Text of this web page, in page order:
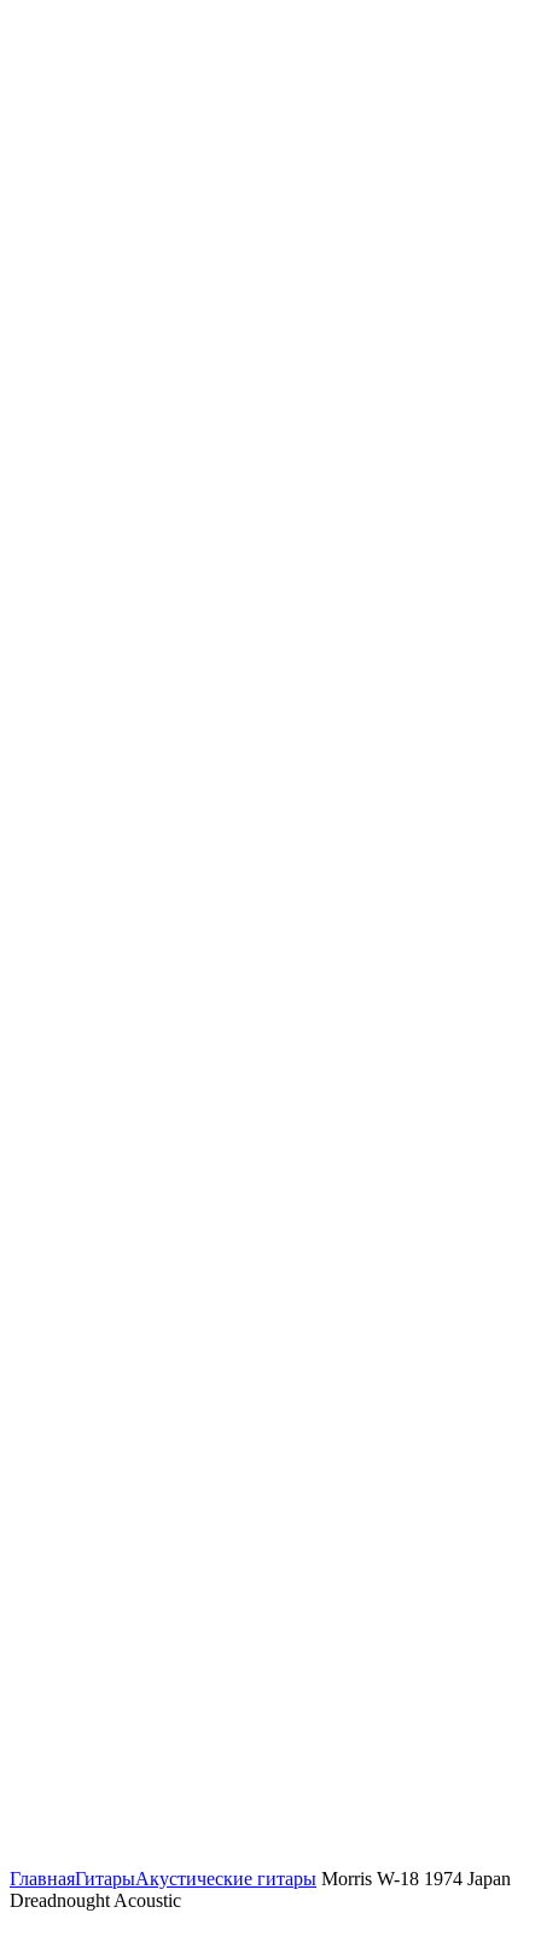
ГлавнаяГитарыАкустические гитары Morris W-18 1974 Japan
Dreadnought Acoustic